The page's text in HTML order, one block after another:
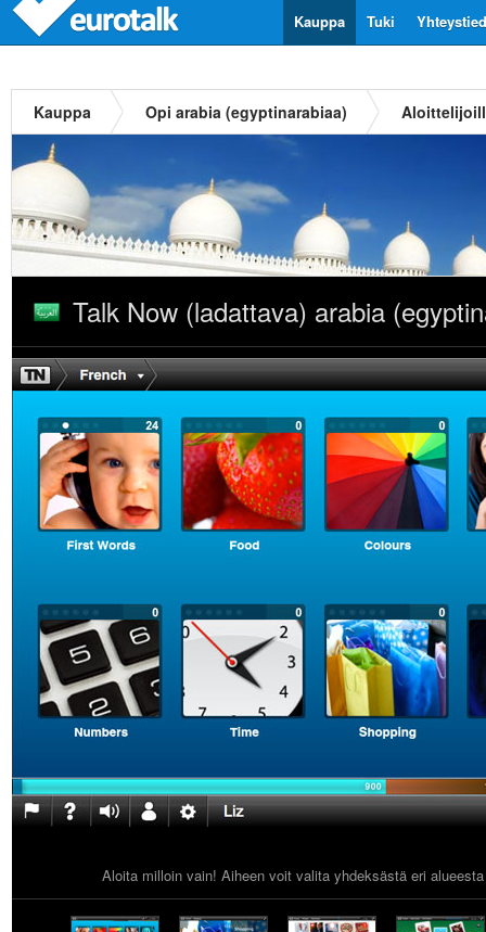
Tuki
Kauppa
Kauppa Opi arabia (egyptinarabiaa)
Talk Now (ladattava) arabia
Aloita milloin vain! Aiheen voit valita yhdeksästä eri